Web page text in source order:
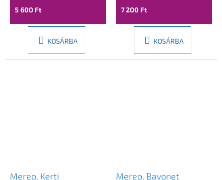
5 600 Ft
KOSÁRBA
7 200 Ft
KOSÁRBA
Mereo, Kerti
Mereo, Bayonet